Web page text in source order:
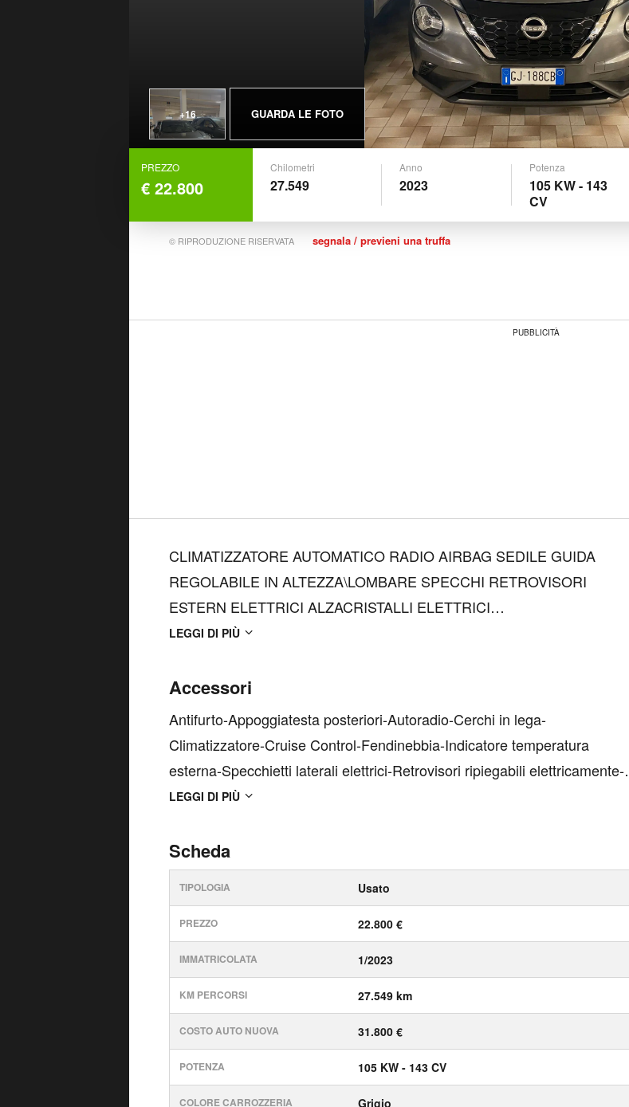
+16 GUARDA LE FOTO
PREZZO
€ 22.800
Chilometri
27.549
Anno
2023
Potenza
105 KW - 143
CV
© RIPRODUZIONE RISERVATA segnala / previeni una truffa
PUBBLICITÀ
CLIMATIZZATORE AUTOMATICO RADIO AIRBAG SEDILE GUIDA
REGOLABILE IN ALTEZZA\LOMBARE SPECCHI RETROVISORI
ESTERN ELETTRICI ALZACRISTALLI ELETTRICI
ANTERIORI\POSTERIORI CERCHI IN LEGA SENSORI DI
POSTERIORE SDOPPIATO 60\40 FENDINEBBIA FARI LED VERNICE ...
LEGGI DI PIÙ
Accessori
Antifurto-Appoggiatesta posteriori-Autoradio-Cerchi in lega-
Climatizzatore-Cruise Control-Fendinebbia-Indicatore temperatura
esterna-Specchietti laterali elettrici-Retrovisori ripiegabili elettricamente-
Sedile guida regolabile in altezza-Sedile posteriore sdoppiato-Vernice
LEGGI DI PIÙ
Scheda
TIPOLOGIA Usato
PREZZO 22.800 €
IMMATRICOLATA 1/2023
KM PERCORSI 27.549 km
COSTO AUTO NUOVA 31.800 €
POTENZA 105 KW - 143 CV
COLORE CARROZZERIA Grigio